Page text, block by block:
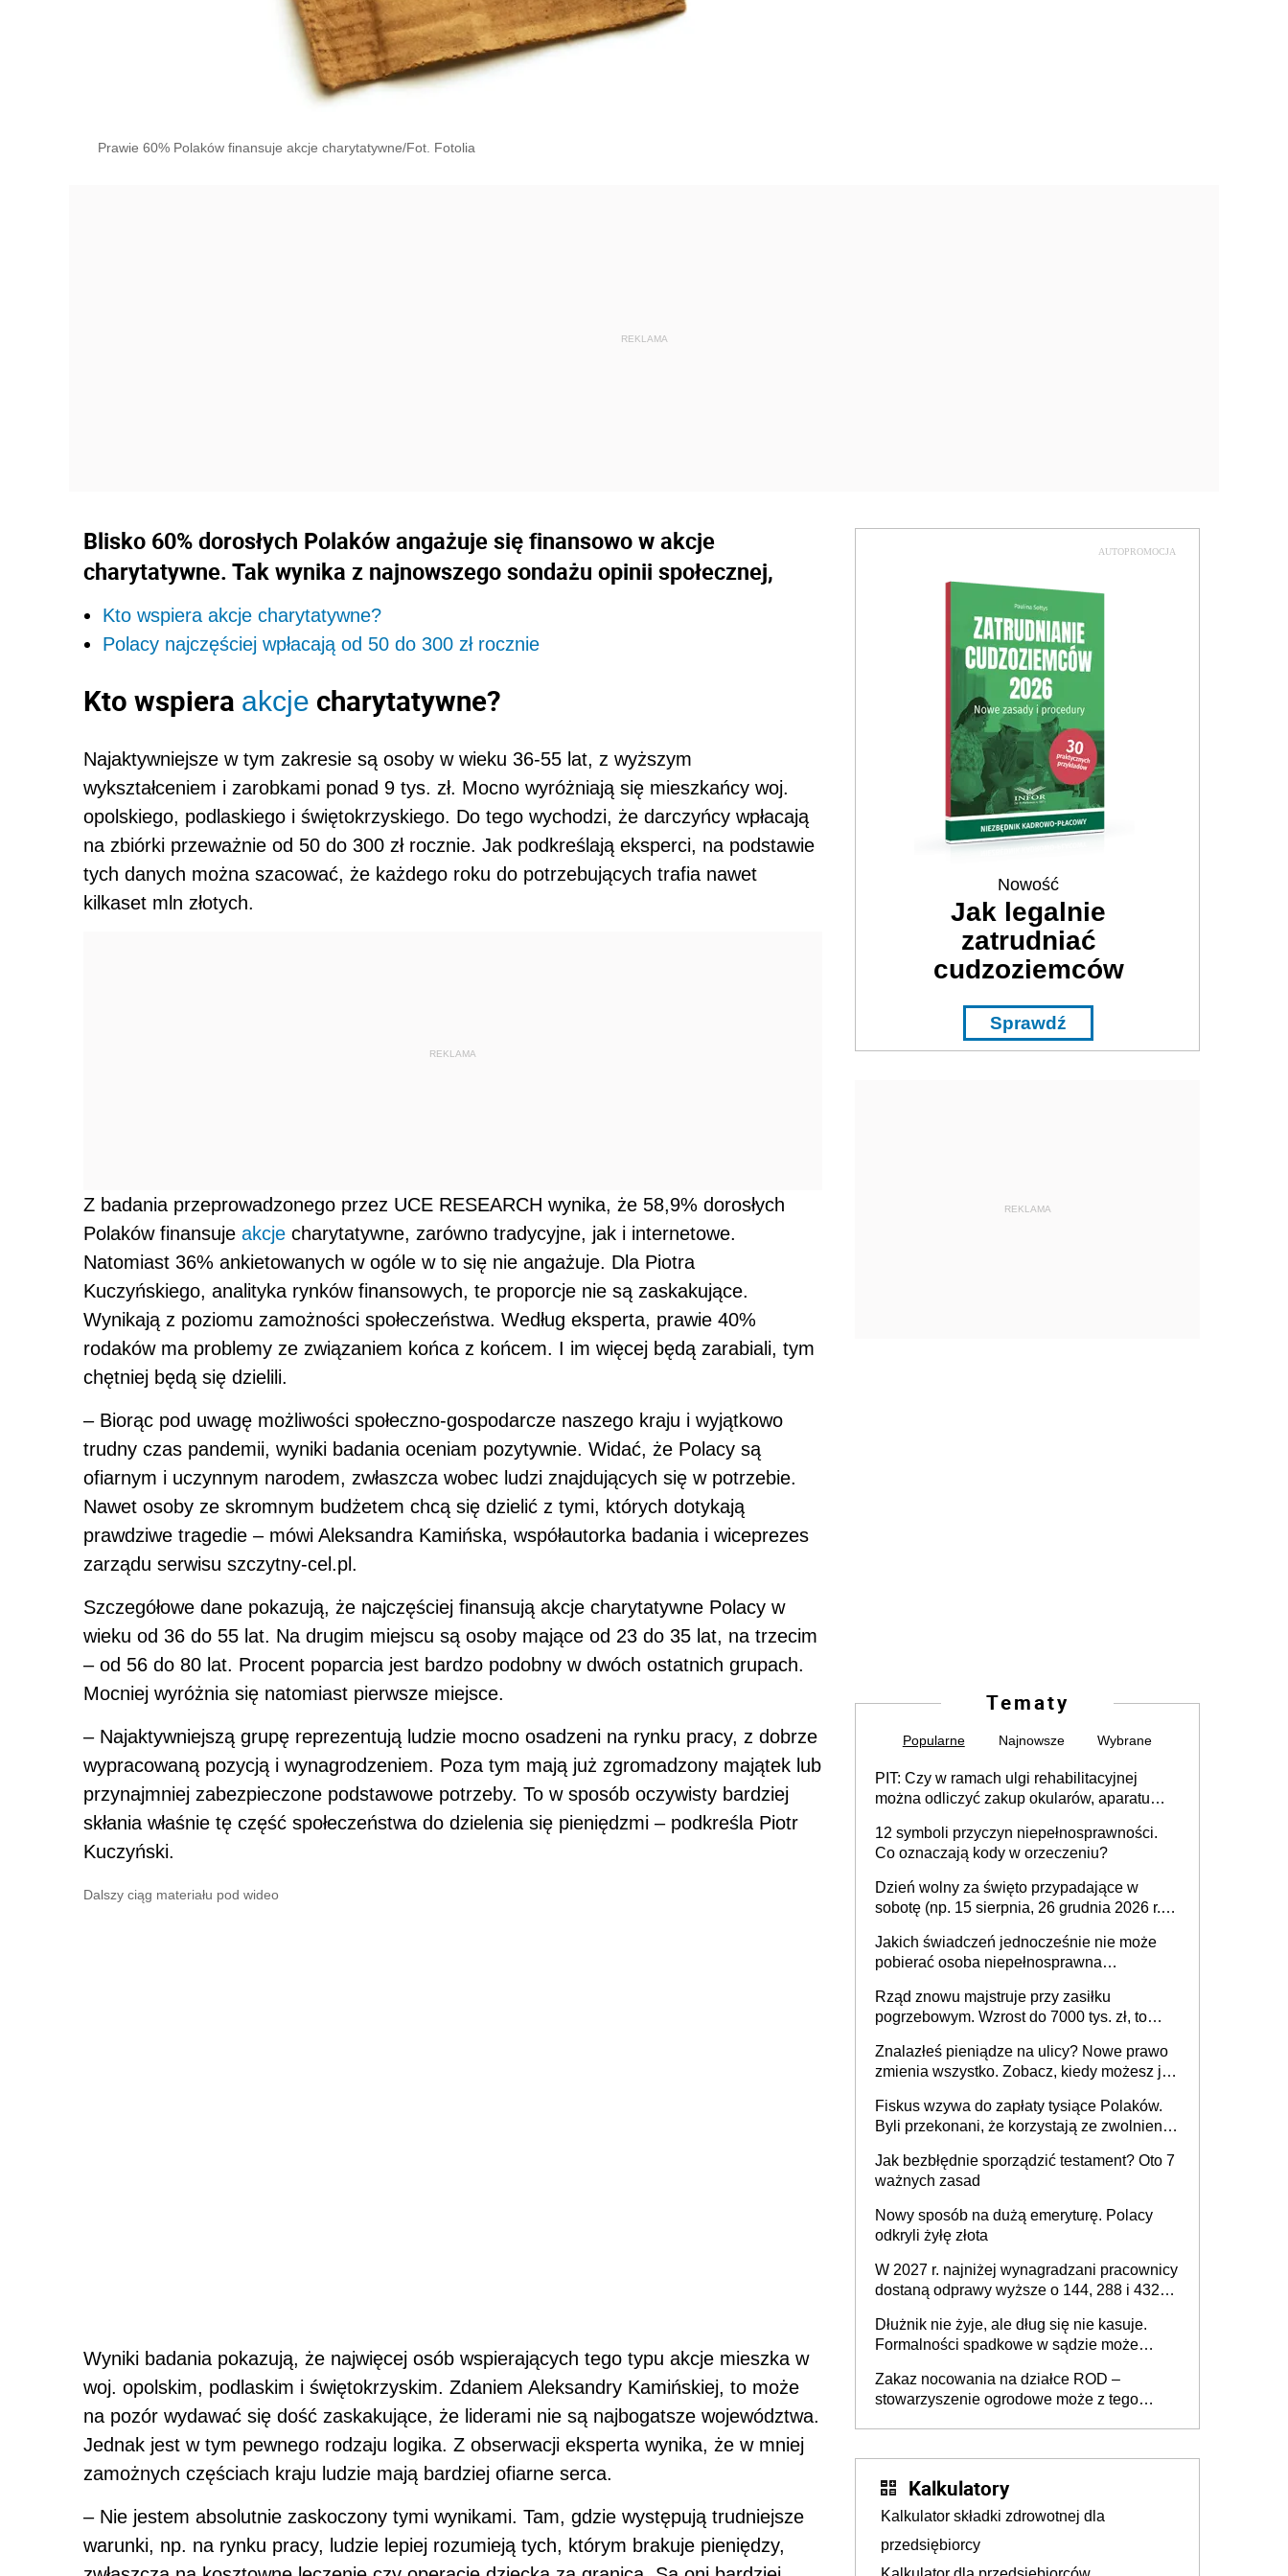
Prawie 60% Polaków finansuje akcje charytatywne/Fot. Fotolia
Blisko 60% dorosłych Polaków angażuje się finansowo w akcje
charytatywne. Tak wynika z najnowszego sondażu opinii społecznej,
Kto wspiera akcje charytatywne?
Polacy najczęściej wpłacają od 50 do 300 zł rocznie
Kto wspiera akcje charytatywne?
Najaktywniejsze w tym zakresie są osoby w wieku 36-55 lat, z wyższym
wykształceniem i zarobkami ponad 9 tys. zł. Mocno wyróżniają się mieszkańcy woj.
opolskiego, podlaskiego i świętokrzyskiego. Do tego wychodzi, że darczyńcy wpłacają
na zbiórki przeważnie od 50 do 300 zł rocznie. Jak podkreślają eksperci, na podstawie
tych danych można szacować, że każdego roku do potrzebujących trafia nawet
kilkaset mln złotych.
REKLAMA
Z badania przeprowadzonego przez UCE RESEARCH wynika, że 58,9% dorosłych
Polaków finansuje akcje charytatywne, zarówno tradycyjne, jak i internetowe.
Natomiast 36% ankietowanych w ogóle w to się nie angażuje. Dla Piotra
Kuczyńskiego, analityka rynków finansowych, te proporcje nie są zaskakujące.
Wynikają z poziomu zamożności społeczeństwa. Według eksperta, prawie 40%
rodaków ma problemy ze związaniem końca z końcem. I im więcej będą zarabiali, tym
chętniej będą się dzielili.
– Biorąc pod uwagę możliwości społeczno-gospodarcze naszego kraju i wyjątkowo
trudny czas pandemii, wyniki badania oceniam pozytywnie. Widać, że Polacy są
ofiarnym i uczynnym narodem, zwłaszcza wobec ludzi znajdujących się w potrzebie.
Nawet osoby ze skromnym budżetem chcą się dzielić z tymi, których dotykają
prawdziwe tragedie – mówi Aleksandra Kamińska, współautorka badania i wiceprezes
zarządu serwisu szczytny-cel.pl.
Szczegółowe dane pokazują, że najczęściej finansują akcje charytatywne Polacy w
wieku od 36 do 55 lat. Na drugim miejscu są osoby mające od 23 do 35 lat, na trzecim
– od 56 do 80 lat. Procent poparcia jest bardzo podobny w dwóch ostatnich grupach.
Mocniej wyróżnia się natomiast pierwsze miejsce.
– Najaktywniejszą grupę reprezentują ludzie mocno osadzeni na rynku pracy, z dobrze
wypracowaną pozycją i wynagrodzeniem. Poza tym mają już zgromadzony majątek lub
przynajmniej zabezpieczone podstawowe potrzeby. To w sposób oczywisty bardziej
skłania właśnie tę część społeczeństwa do dzielenia się pieniędzmi – podkreśla Piotr
Kuczyński.
Dalszy ciąg materiału pod wideo
Wyniki badania pokazują, że najwięcej osób wspierających tego typu akcje mieszka w
woj. opolskim, podlaskim i świętokrzyskim. Zdaniem Aleksandry Kamińskiej, to może
na pozór wydawać się dość zaskakujące, że liderami nie są najbogatsze województwa.
Jednak jest w tym pewnego rodzaju logika. Z obserwacji eksperta wynika, że w mniej
zamożnych częściach kraju ludzie mają bardziej ofiarne serca.
– Nie jestem absolutnie zaskoczony tymi wynikami. Tam, gdzie występują trudniejsze
warunki, np. na rynku pracy, ludzie lepiej rozumieją tych, którym brakuje pieniędzy,
AUTOPROMOCJA
Nowość
Jak legalnie
zatrudniać
cudzoziemców
Sprawdź
REKLAMA
Tematy
Popularne Najnowsze Wybrane
PIT: Czy w ramach ulgi rehabilitacyjnej
można odliczyć zakup okularów, aparatu
12 symboli przyczyn niepełnosprawności.
Co oznaczają kody w orzeczeniu?
Dzień wolny za święto przypadające w
sobotę (np. 15 sierpnia, 26 grudnia 2026 r.) –
pracodawcy (sektor prywatny i administracja
publiczna), najczęstsze pytania
Jakich świadczeń jednocześnie nie może
pobierać osoba niepełnosprawna
Rząd znowu majstruje przy zasiłku
pogrzebowym. Wzrost do 7000 tys. zł, to
Znalazłeś pieniądze na ulicy? Nowe prawo
zmienia wszystko. Zobacz, kiedy możesz je
Fiskus wzywa do zapłaty tysiące Polaków.
Byli przekonani, że korzystają ze zwolnienia
Jak bezbłędnie sporządzić testament? Oto 7
ważnych zasad
Nowy sposób na dużą emeryturę. Polacy
odkryli żyłę złota
W 2027 r. najniżej wynagradzani pracownicy
dostaną odprawy wyższe o 144, 288 i 432
Dłużnik nie żyje, ale dług się nie kasuje.
Formalności spadkowe w sądzie może
zmarłego
Zakaz nocowania na działce ROD –
stowarzyszenie ogrodowe może z tego
Kalkulatory
Kalkulator składki zdrowotnej dla
przedsiębiorcy